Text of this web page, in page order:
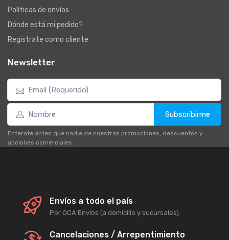
Políticas de envíos
Dónde está mi pedido?
Registrate como cliente
Newsletter
Subscribirme
Enterate antes que nadie de nuestras promociones, descuentos y
acciones comerciales.
Envíos a todo el país
Por OCA Envíos (a domicilio y sucursales).
Cancelaciones / Arrepentimiento